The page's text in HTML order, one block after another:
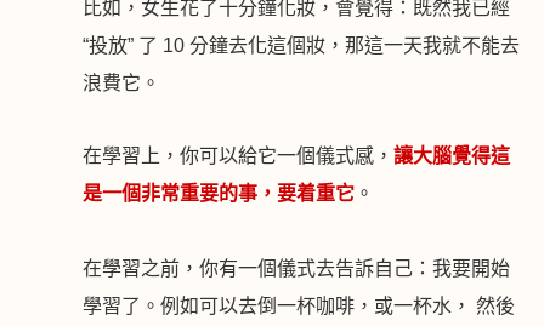
比如，女生花了十分鐘化妝，會覺得：既然我已經
“投放” 了 10 分鐘去化這個妝，那這一天我就不能去
浪費它。
在學習上，你可以給它一個儀式感， 讓大腦覺得這
是一個非常重要的事，要着重它 。
在學習之前，你有一個儀式去告訴自己：我要開始
學習了。例如可以去倒一杯咖啡，或一杯水， 然後